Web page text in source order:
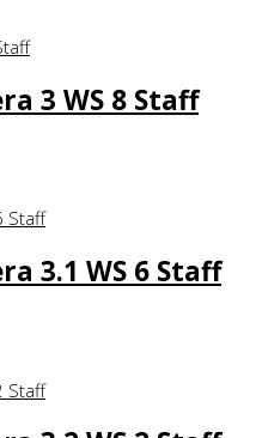
3 WS 8 Staff
3.1 WS 6 Staff